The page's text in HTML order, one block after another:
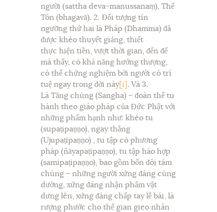
người (sattha deva-manussanaṃ), Thế
Tôn (bhagavā). 2. Đối tượng tín
ngưỡng thứ hai là Pháp (Dhamma) đã
được khéo thuyết giảng, thiết
thực hiện tiền, vượt thời gian, đến để
mà thấy, có khả năng hướng thượng,
có thể chứng nghiệm bởi người có trí
tuệ ngay trong đời này[i] . Và 3.
Là Tăng chúng (Sangha) – đoàn thể tu
hành theo giáo pháp của Đức Phật với
những phẩm hạnh như: khéo tu
(supaṭipaṇṇo), ngay thẳng
(Ujupaṭipaṇṇo) , tu tập có phương
pháp (ñāyapaṭipaṇṇo), tu tập hào hợp
(samipaṭipaṇṇo), bao gồm bốn đôi tám
chúng – những người xứng đáng cúng
dường, xứng đáng nhận phẩm vật
dưng lên, xứng đáng chấp tay lễ bái, là
rượng phước cho thế gian gieo nhân